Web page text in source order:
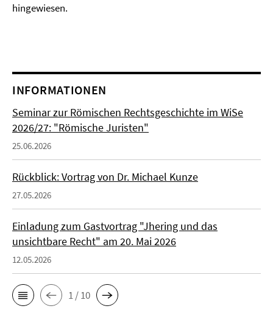
hingewiesen.
INFORMATIONEN
Seminar zur Römischen Rechtsgeschichte im WiSe
2026/27: "Römische Juristen"
25.06.2026
Rückblick: Vortrag von Dr. Michael Kunze
27.05.2026
Einladung zum Gastvortrag "Jhering und das
unsichtbare Recht" am 20. Mai 2026
12.05.2026
1 / 10